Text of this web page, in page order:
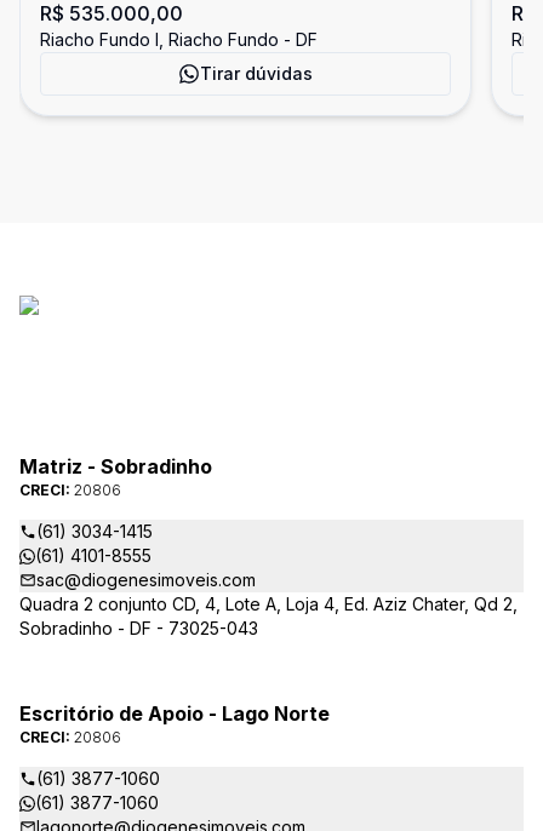
com 2 quartos - sendo 1 suíte - 3
vagas - quintal - estuda permuta -
Riacho Fundo I
R$ 535.000,00
Riacho Fundo I, Riacho Fundo - DF
Tirar dúvidas
Matriz - Sobradinho
CRECI: 20806
(61) 3034-1415
(61) 4101-8555
sac@diogenesimoveis.com
Quadra 2 conjunto CD, 4, Lote A, Loja 4, Ed. Aziz Chater, Qd 2,
Sobradinho - DF - 73025-043
Escritório de Apoio - Lago Norte
CRECI: 20806
(61) 3877-1060
(61) 3877-1060
lagonorte@diogenesimoveis.com